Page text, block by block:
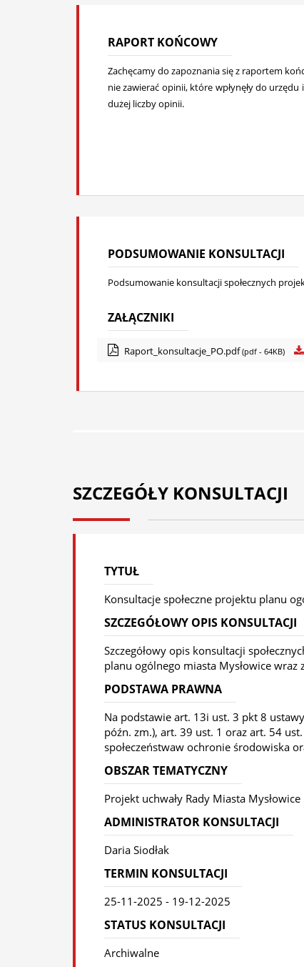
RAPORT KOŃCOWY
Zachęcamy do zapoznania się z raportem
nie zawierać opinii, które wpłynęły do
dużej liczby opinii.
PODSUMOWANIE KONSULTACJI
Podsumowanie konsultacji społecznych
ZAŁĄCZNIKI
Raport_konsultacje_PO.pdf(pdf - 64KB)
SZCZEGÓŁY KONSULTACJI
TYTUŁ
Konsultacje społeczne projektu planu
SZCZEGÓŁOWY OPIS KONSULTACJI
Szczegółowy opis konsultacji
planu ogólnego miasta Mysłowice
PODSTAWA PRAWNA
Na podstawie art. 13i ust. 3 pkt 8
późn. zm.), art. 39 ust. 1 oraz art. 54
społeczeństwaw ochronie środowiska
OBSZAR TEMATYCZNY
Projekt uchwały Rady Miasta Mysłowice
ADMINISTRATOR KONSULTACJI
Daria Siodłak
TERMIN KONSULTACJI
25-11-2025 - 19-12-2025
STATUS KONSULTACJI
Archiwalne